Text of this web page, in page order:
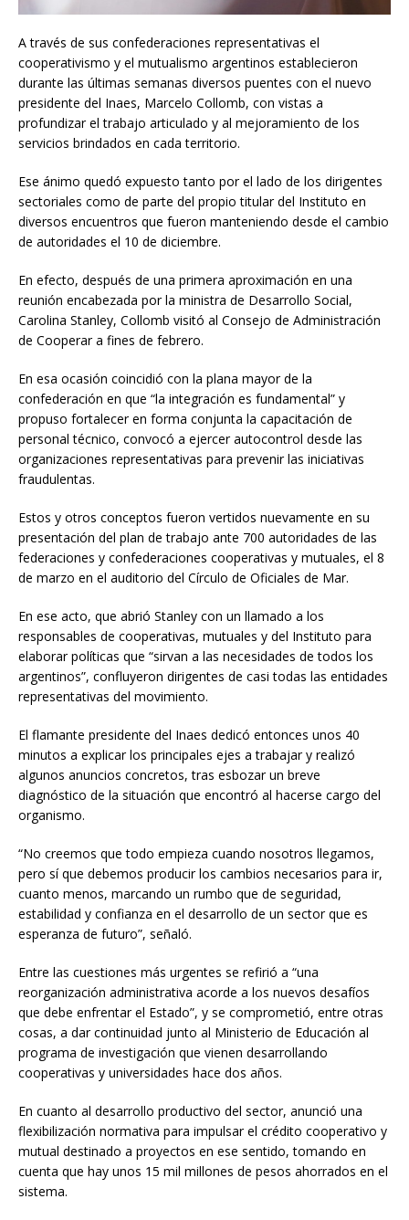
A través de sus confederaciones representativas el
cooperativismo y el mutualismo argentinos establecieron
durante las últimas semanas diversos puentes con el nuevo
presidente del Inaes, Marcelo Collomb, con vistas a
profundizar el trabajo articulado y al mejoramiento de los
servicios brindados en cada territorio.
Ese ánimo quedó expuesto tanto por el lado de los dirigentes
sectoriales como de parte del propio titular del Instituto en
diversos encuentros que fueron manteniendo desde el cambio
de autoridades el 10 de diciembre.
En efecto, después de una primera aproximación en una
reunión encabezada por la ministra de Desarrollo Social,
Carolina Stanley, Collomb visitó al Consejo de Administración
de Cooperar a fines de febrero.
En esa ocasión coincidió con la plana mayor de la
confederación en que “la integración es fundamental” y
propuso fortalecer en forma conjunta la capacitación de
personal técnico, convocó a ejercer autocontrol desde las
organizaciones representativas para prevenir las iniciativas
fraudulentas.
Estos y otros conceptos fueron vertidos nuevamente en su
presentación del plan de trabajo ante 700 autoridades de las
federaciones y confederaciones cooperativas y mutuales, el 8
de marzo en el auditorio del Círculo de Oficiales de Mar.
En ese acto, que abrió Stanley con un llamado a los
responsables de cooperativas, mutuales y del Instituto para
elaborar políticas que “sirvan a las necesidades de todos los
argentinos”, confluyeron dirigentes de casi todas las entidades
representativas del movimiento.
El flamante presidente del Inaes dedicó entonces unos 40
minutos a explicar los principales ejes a trabajar y realizó
algunos anuncios concretos, tras esbozar un breve
diagnóstico de la situación que encontró al hacerse cargo del
organismo.
“No creemos que todo empieza cuando nosotros llegamos,
pero sí que debemos producir los cambios necesarios para ir,
cuanto menos, marcando un rumbo que de seguridad,
estabilidad y confianza en el desarrollo de un sector que es
esperanza de futuro”, señaló.
Entre las cuestiones más urgentes se refirió a “una
reorganización administrativa acorde a los nuevos desafíos
que debe enfrentar el Estado”, y se comprometió, entre otras
cosas, a dar continuidad junto al Ministerio de Educación al
programa de investigación que vienen desarrollando
cooperativas y universidades hace dos años.
En cuanto al desarrollo productivo del sector, anunció una
flexibilización normativa para impulsar el crédito cooperativo y
mutual destinado a proyectos en ese sentido, tomando en
cuenta que hay unos 15 mil millones de pesos ahorrados en el
sistema.